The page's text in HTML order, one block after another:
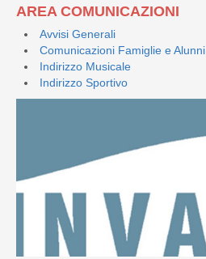
AREA COMUNICAZIONI
Avvisi Generali
Comunicazioni Famiglie e Alunni
Indirizzo Musicale
Indirizzo Sportivo